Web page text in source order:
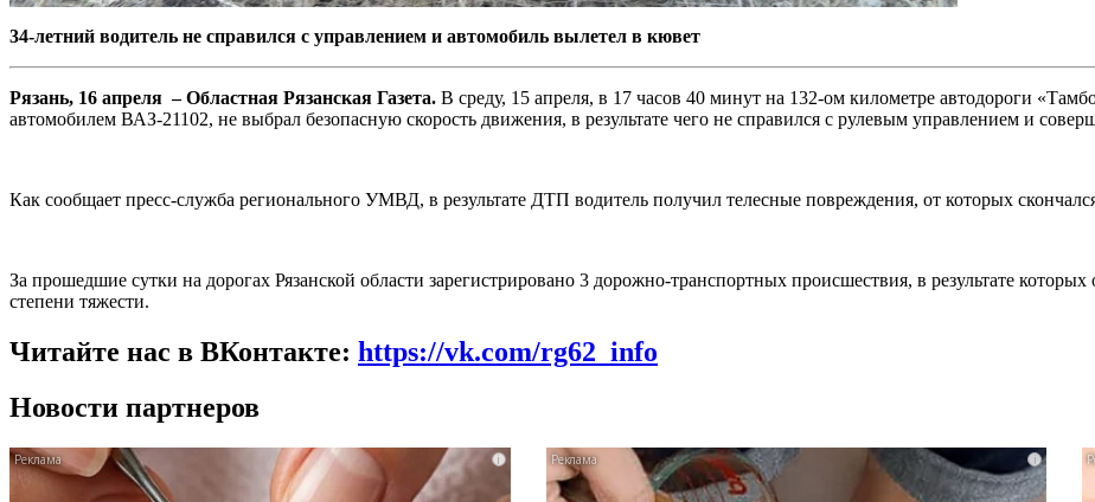
34-летний водитель не справился с управлением и автомобиль вылетел в кювет
Рязань, 16 апреля – Областная Рязанская Газета. В среду, 15 апреля, в 17 часов 40 минут на 132-ом километре автодороги
автомобилем ВАЗ-21102, не выбрал безопасную скорость движения, в результате чего не справился с рулевым управлением и
Как сообщает пресс-служба регионального УМВД, в результате ДТП водитель получил телесные повреждения, от которых
За прошедшие сутки на дорогах Рязанской области зарегистрировано 3 дорожно-транспортных происшествия, в результате
степени тяжести.
Читайте нас в ВКонтакте: https://vk.com/rg62_info
Новости партнеров
i i